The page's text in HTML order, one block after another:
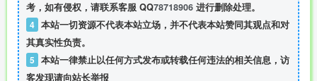
考，如有侵权，请联系客服 QQ78718906 进行删除处理。
4 本站一切资源不代表本站立场，并不代表本站赞同其观点和对
其真实性负责。
5 本站一律禁止以任何方式发布或转载任何违法的相关信息，访
客发现请向站长举报